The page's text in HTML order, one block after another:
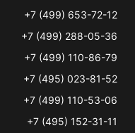
+7 (499) 653-72-12
+7 (499) 288-05-36
+7 (499) 110-86-79
+7 (495) 023-81-52
+7 (499) 110-53-06
+7 (495) 152-31-11